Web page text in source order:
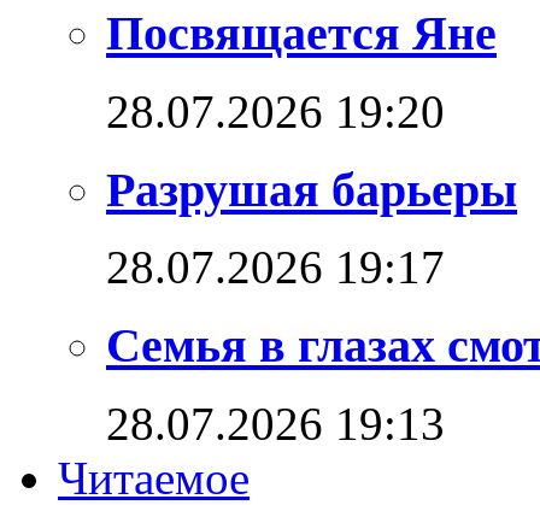
Посвящается Яне
28.07.2026 19:20
Разрушая барьеры
28.07.2026 19:17
Семья в глазах
28.07.2026 19:13
Читаемое